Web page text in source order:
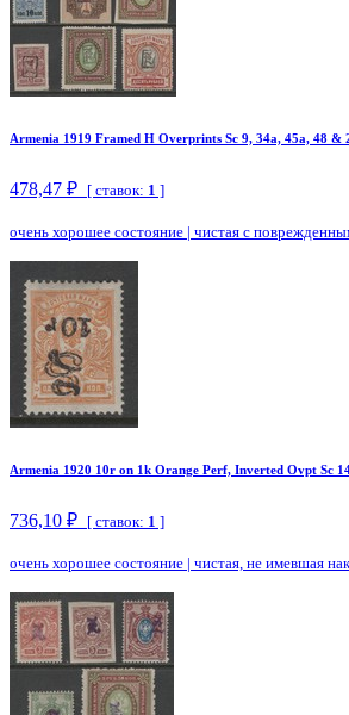
Armenia 1919 Framed H Overprints Sc 9, 34a, 45a, 48 &
478,47 ₽ [ ставок: 1 ]
очень хорошее состояние | чистая с
Armenia 1920 10r on 1k Orange Perf, Inverted Ovpt Sc
736,10 ₽ [ ставок: 1 ]
очень хорошее состояние | чистая, не имевшая